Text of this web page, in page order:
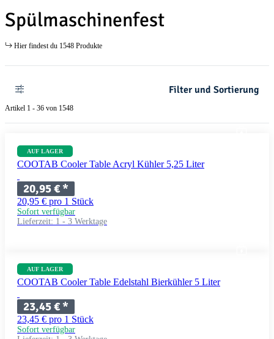
Spülmaschinenfest
Hier findest du 1548 Produkte
Filter und Sortierung
Artikel 1 - 36 von 1548
AUF LAGER
COOTAB Cooler Table Acryl Kühler 5,25 Liter
20,95 €*
20,95 € pro 1 Stück
Sofort verfügbar
Lieferzeit: 1 - 3 Werktage
AUF LAGER
COOTAB Cooler Table Edelstahl Bierkühler 5 Liter
23,45 €*
23,45 € pro 1 Stück
Sofort verfügbar